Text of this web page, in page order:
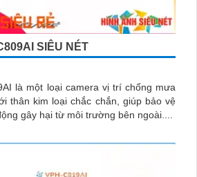
SIÊU NÉT
là một loại camera vị trí chống mưa
thân kim loại chắc chắn, giúp bảo vệ
gây hại từ môi trường bên ngoài....